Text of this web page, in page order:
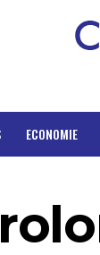
ECONOMIE